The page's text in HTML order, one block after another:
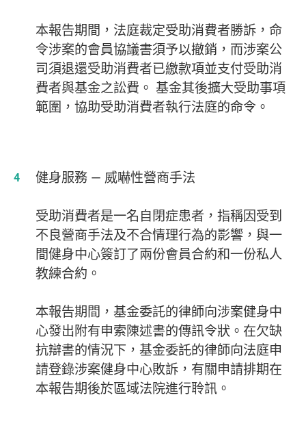
本報告期間，法庭裁定受助消費者勝訴，命
令涉案的會員協議書須予以撤銷，而涉案公
司須退還受助消費者已繳款項並支付受助消
費者與基金之訟費。 基金其後擴大受助事項
範圍，協助受助消費者執行法庭的命令。
健身服務 — 威嚇性營商手法
受助消費者是一名自閉症患者，指稱因受到
不良營商手法及不合情理行為的影響，與一
間健身中心簽訂了兩份會員合約和一份私人
教練合約。
本報告期間，基金委託的律師向涉案健身中
心發出附有申索陳述書的傳訊令狀。在欠缺
抗辯書的情況下，基金委託的律師向法庭申
請登錄涉案健身中心敗訴，有關申請排期在
本報告期後於區域法院進行聆訊。